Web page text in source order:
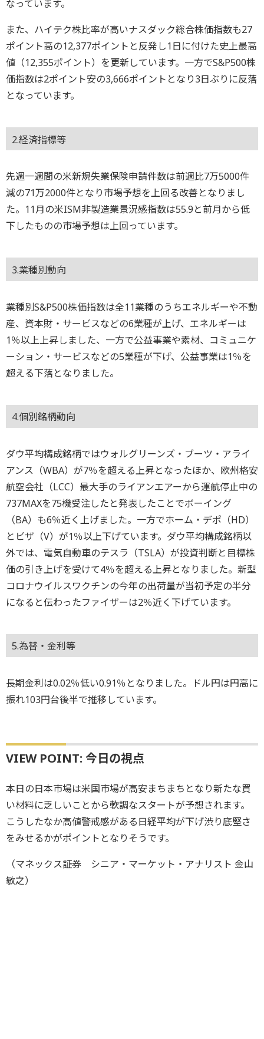
なっています。
また、ハイテク株比率が高いナスダック総合株価指数も27
ポイント高の12,377ポイントと反発し1日に付けた史上最高
値（12,355ポイント）を更新しています。一方でS&P500株
価指数は2ポイント安の3,666ポイントとなり3日ぶりに反落
となっています。
2.経済指標等
先週一週間の米新規失業保険申請件数は前週比7万5000件
減の71万2000件となり市場予想を上回る改善となりまし
た。11月の米ISM非製造業景況感指数は55.9と前月から低
下したものの市場予想は上回っています。
3.業種別動向
業種別S&P500株価指数は全11業種のうちエネルギーや不動
産、資本財・サービスなどの6業種が上げ、エネルギーは
1％以上上昇しました、一方で公益事業や素材、コミュニケ
ーション・サービスなどの5業種が下げ、公益事業は1％を
超える下落となりました。
4.個別銘柄動向
ダウ平均構成銘柄ではウォルグリーンズ・ブーツ・アライ
アンス（WBA）が7％を超える上昇となったほか、欧州格安
航空会社（LCC）最大手のライアンエアーから運航停止中の
737MAXを75機受注したと発表したことでボーイング
（BA）も6％近く上げました。一方でホーム・デポ（HD）
とビザ（V）が1％以上下げています。ダウ平均構成銘柄以
外では、電気自動車のテスラ（TSLA）が投資判断と目標株
価の引き上げを受けて4％を超える上昇となりました。新型
コロナウイルスワクチンの今年の出荷量が当初予定の半分
になると伝わったファイザーは2％近く下げています。
5.為替・金利等
長期金利は0.02％低い0.91％となりました。ドル円は円高に
振れ103円台後半で推移しています。
VIEW POINT: 今日の視点
本日の日本市場は米国市場が高安まちまちとなり新たな買
い材料に乏しいことから軟調なスタートが予想されます。
こうしたなか高値警戒感がある日経平均が下げ渋り底堅さ
をみせるかがポイントとなりそうです。
（マネックス証券 シニア・マーケット・アナリスト 金山
敏之）